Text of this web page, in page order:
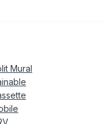
Mural